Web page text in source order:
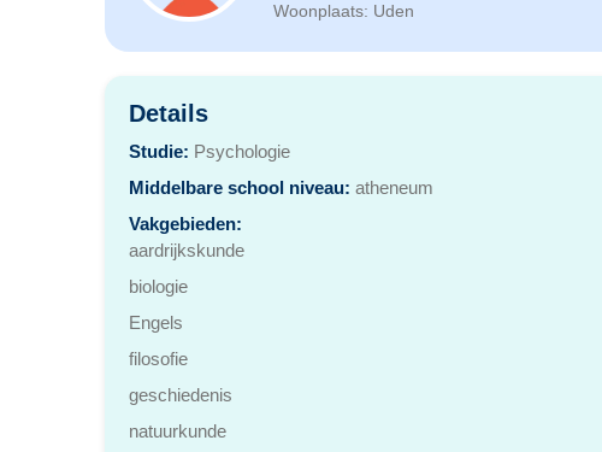
Woonplaats: Uden
Details
Studie: Psychologie
Middelbare school niveau: atheneum
Vakgebieden:
aardrijkskunde
biologie
Engels
filosofie
geschiedenis
natuurkunde